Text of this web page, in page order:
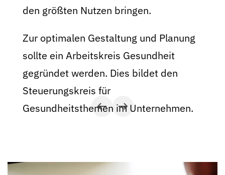
den größten Nutzen bringen.
Zur optimalen Gestaltung und Planung
sollte ein Arbeitskreis Gesundheit
gegründet werden. Dies bildet den
Steuerungskreis für
Gesundheitsthemen im Unternehmen.